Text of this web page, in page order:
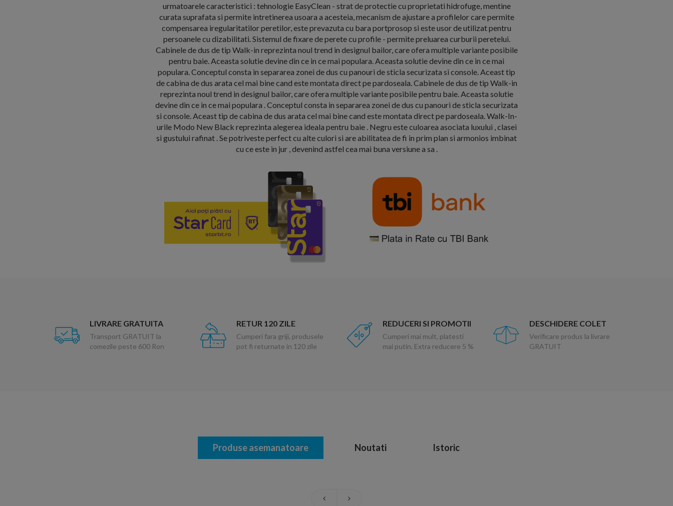
urmatoarele caracteristici : tehnologie EasyClean - strat de protectie cu proprietati hidrofuge, mentine
curata suprafata si permite intretinerea usoara a acesteia, mecanism de ajustare a profilelor care permite
compensarea iregularitatilor peretilor, este prevazuta cu bara portprosop si este usor de utilizat pentru
persoanele cu dizabilitati. Sistemul de fixare de perete cu profile - permite preluarea curburii peretelui.
Cabinele de dus de tip Walk-in reprezinta noul trend in designul bailor, care ofera multiple variante posibile
pentru baie. Aceasta solutie devine din ce in ce mai populara. Aceasta solutie devine din ce in ce mai
populara. Conceptul consta in separarea zonei de dus cu panouri de sticla securizata si console. Aceast tip
de cabina de dus arata cel mai bine cand este montata direct pe pardoseala. Cabinele de dus de tip Walk-in
reprezinta noul trend in designul bailor, care ofera multiple variante posibile pentru baie. Aceasta solutie
devine din ce in ce mai populara . Conceptul consta in separarea zonei de dus cu panouri de sticla securizata
si console. Aceast tip de cabina de dus arata cel mai bine cand este montata direct pe pardoseala. Walk-In-
urile Modo New Black reprezinta alegerea ideala pentru baie . Negru este culoarea asociata luxului , clasei
si gustului rafinat . Se potriveste perfect cu alte culori si are abilitatea de fi in prim plan si armonios imbinat
cu ce este in jur , devenind astfel cea mai buna versiune a sa .
LIVRARE GRATUITA
Transport GRATUIT la
comezile peste 600 Ron
RETUR 120 ZILE
Cumperi fara griji, produsele
pot fi returnate in 120 zile
REDUCERI SI PROMOTII
Cumperi mai mult, platesti
mai putin. Extra reducere 5 %
DESCHIDERE COLET
Verificare produs la livrare
GRATUIT
Produse asemanatoare Noutati Istoric